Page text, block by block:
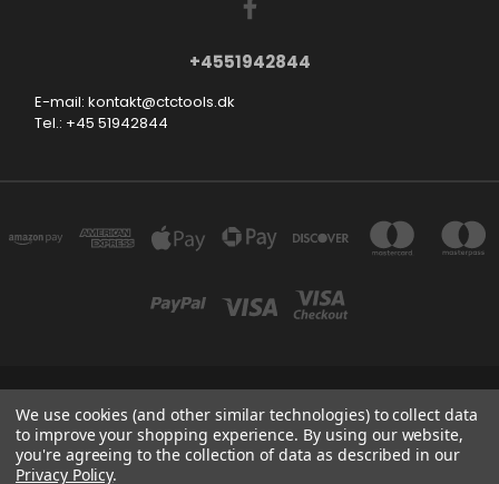
+4551942844
E-mail: kontakt@ctctools.dk
Tel.: +45 51942844
SMEDEVEJ 31, 6710 ESBJERG V DENMARK
+4551942844
We use cookies (and other similar technologies) to collect data
to improve your shopping experience. By using our website,
you're agreeing to the collection of data as described in our
Privacy Policy.